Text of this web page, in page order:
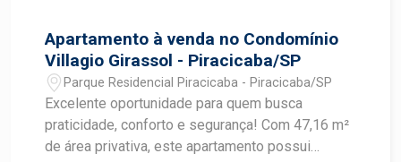
Apartamento à venda no Condomínio
Villagio Girassol - Piracicaba/SP
Parque Residencial Piracicaba - Piracicaba/SP
Excelente oportunidade para quem busca
praticidade, conforto e segurança! Com 47,16 m²
de área privativa, este apartamento possui